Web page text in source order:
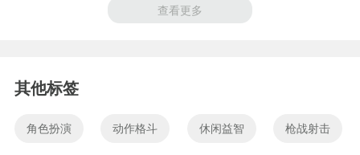
查看更多
其他标签
角色扮演 动作格斗 休闲益智 枪战射击